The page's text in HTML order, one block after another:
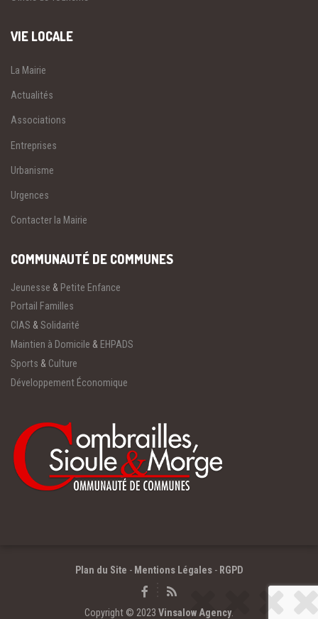
VIE LOCALE
La Mairie
Actualités
Associations
Entreprises
Urbanisme
Urgences
Contacter la Mairie
COMMUNAUTÉ DE COMMUNES
Jeunesse & Petite Enfance
Portail Familles
CIAS &Solidarité
Maintien à Domicile & EHPADS
Sports & Culture
Développement Économique
Plan du Site - Mentions Légales- RGPD
Copyright © 2023 Vinsalow Agency.